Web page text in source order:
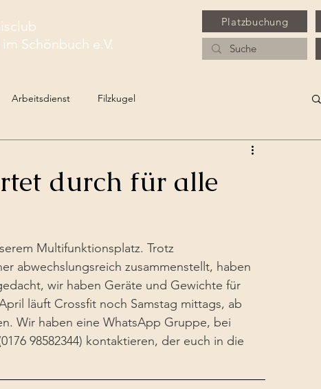
Schönbuch e.V.
Platzbuchung
Arbeitsdienst Filzkugel
durch für alle
Multifunktionsplatz. Trotz
abwechslungsreich zusammenstellt, haben
wir haben Geräte und Gewichte für
läuft Crossfit noch Samstag mittags, ab
Wir haben eine WhatsApp Gruppe, bei
98582344) kontaktieren, der euch in die